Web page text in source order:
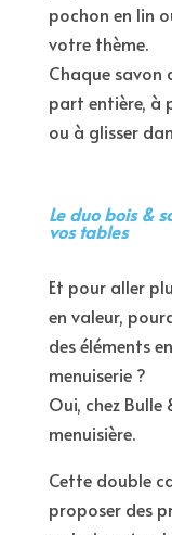
pochon en lin
votre thème.
Chaque
part entière, à
ou à glisser
Le duo bois &
vos tables
Et pour aller
en valeur,
des éléments
menuiserie ?
Oui, chez Bulle
menuisière.
Cette double
proposer des